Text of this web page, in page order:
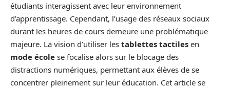
étudiants interagissent avec leur environnement
d’apprentissage. Cependant, l’usage des réseaux sociaux
durant les heures de cours demeure une problématique
majeure. La vision d’utiliser les tablettes tactiles en
mode école se focalise alors sur le blocage des
distractions numériques, permettant aux élèves de se
concentrer pleinement sur leur éducation. Cet article se